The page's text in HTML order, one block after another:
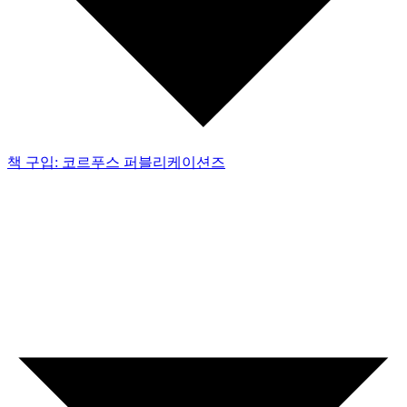
책 구입: 코르푸스 퍼블리케이션즈